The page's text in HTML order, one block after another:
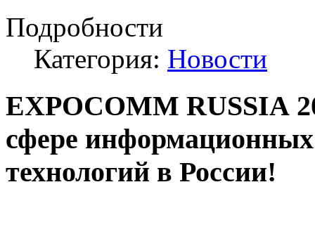
Подробности
Категория: Новости
EXPOCOMM RUSSIA
сфере
технологий в России!